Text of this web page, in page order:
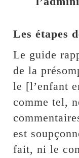
Les étapes
Le guide
de la
le [l’enfant
comme tel,
est
fait, ni le